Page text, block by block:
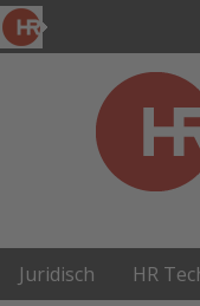
Juridisch HR